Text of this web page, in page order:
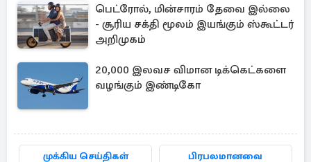
பெட்ரோல், மின்சாரம் தேவை இல்லை
- சூரிய சக்தி மூலம் இயங்கும் ஸ்கூட்டர்
அறிமுகம்
20,000 இலவச விமான டிக்கெட்களை
வழங்கும் இண்டிகோ
முக்கிய செய்திகள் பிரபலமானவை